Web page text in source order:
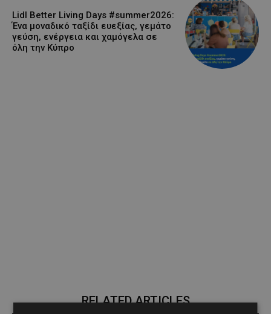
Lidl Better Living Days #summer2026:
Ένα μοναδικό ταξίδι ευεξίας, γεμάτο
γεύση, ενέργεια και χαμόγελα σε
όλη την Κύπρο
RELATED ARTICLES